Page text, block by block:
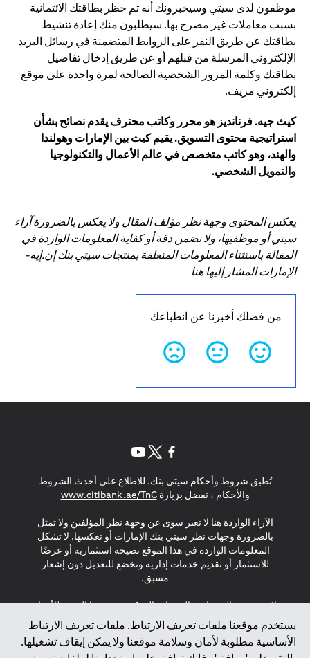
موظفون لدى سيتي وسيخبرونك أنه تم حظر بطاقتك الائتمانية
بسبب معاملات غير مصرح بها. سيطلبون منك إعادة تنشيط
بطاقتك عن طريق النقر على الروابط المتضمنة في رسائل البريد
الإلكتروني المرسلة من قبلهم أو عن طريق إدخال تفاصيل
بطاقتك وكلمة المرور الشخصية الصالحة لمرة واحدة على موقع
إلكتروني مزيف.
كيث جيه. فرنانديز هو محرر وكاتب محترف يقدم نصائح بشأن
استراتيجية محتوى التسويق. يقيم كيث بين الإمارات وهولندا
والهند، وهو كاتب متخصص في عالم الأعمال والتكنولوجيا
والتمويل الشخصي.
يعكس المحتوى وجهة نظر مؤلف المقال ولا يعكس بالضرورة آراء
سيتي أو موظفيها، ولا نضمن دقة أو كفاية المعلومات الواردة في
المقالة باستثناء المعلومات المتعلقة بمنتجات سيتي بنك إن.إيه-
الإمارات المشار إليها هنا
من فضلك أخبرنا عن انطباعك
يستخدم موقعنا ملفات تعريف الارتباط. ملفات تعريف الارتباط
الأساسية مطلوبة لأمان وسلامة موقعنا ولا يمكن إيقاف تشغيلها.
تُطبق شروط وأحكام سيتي بنك. للاطلاع على أحدث الشروط
والأحكام ، تفضل بزيارةwww.citibank.ae/TnC
(opens in a new tab)
الآراء الواردة هنا لا تعبر سوى عن وجهة نظر المؤلفين ولا تمثل
بالضرورة وجهات نظر سيتي بنك الإمارات أو تعكسها. لا تشكل
المعلومات الواردة في هذا الموقع نصيحة استثمارية أو عرضًا
للاستثمار أو تقديم خدمات إدارية وتخضع للتعديل دون إشعار
مسبق.
لا يتم تقديم المنتجات والخدمات المذكورة في هذا الموقع للأفراد
المقيمين في الاتحاد الأوروبي أو المنطقة الاقتصادية الأوروبية أو
سويسرا أو غيرنسي أو جيرسي أو موناكو أو سان مارينو أو
الفاتيكان أو جزيرة مان أو المملكة المتحدة أو خصوصية البيانات